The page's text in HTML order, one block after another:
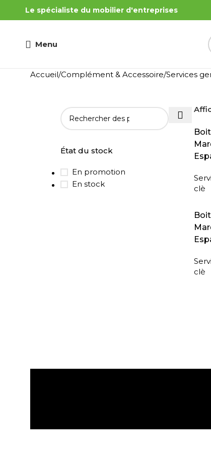
Le spécialiste du mobilier d'entreprises
Menu
Accueil Complément & Accessoire Services
État du stock
En promotion
En stock
clè
clè